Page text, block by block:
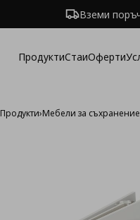
Вземи
ПродуктиСтаиОферти
Продукти›Мебели за съхранение